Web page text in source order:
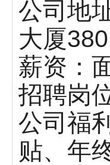
公司地
大厦
薪资：
招聘岗
公司福
贴、年